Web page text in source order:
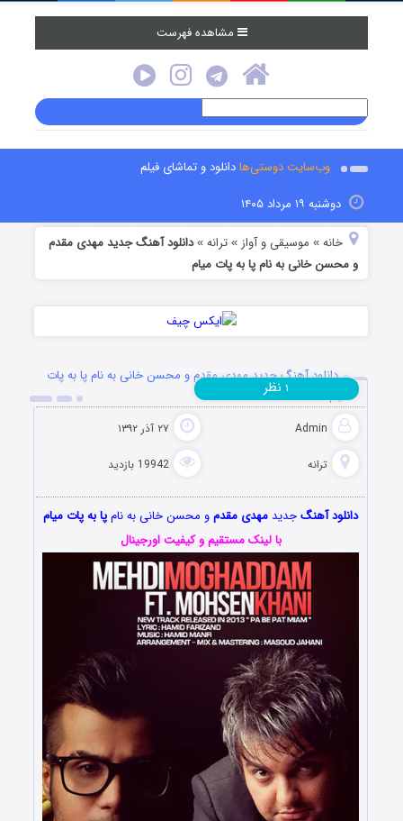
مشاهده فهرست
وب‌سایت دوستی‌هادانلود و تماشای فیلم
دوشنبه ۱۹ مرداد ۱۴۰۵
خانه » موسیقی و آواز »ترانه »دانلود آهنگ جدید مهدی مقدم
و محسن خانی به نام پا به پات میام
دانلود آهنگ جدید مهدی مقدم و محسن خانی به نام پا به پات
میام
Admin ۲۷ آذر ۱۳۹۲
ترانه 19942 بازدید
۱ نظر
دانلود آهنگجدید مهدی مقدمو محسن خانی به نامپا به پات میام
با لینک مستقیم و کیفیت اورجینال